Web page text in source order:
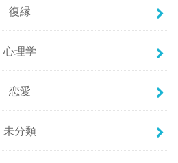
復縁
心理学
恋愛
未分類